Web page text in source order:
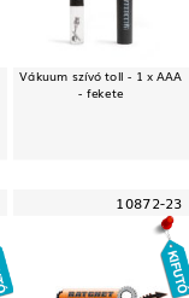
Vákuum szívó toll - 1 x AAA
- fekete
10872-23